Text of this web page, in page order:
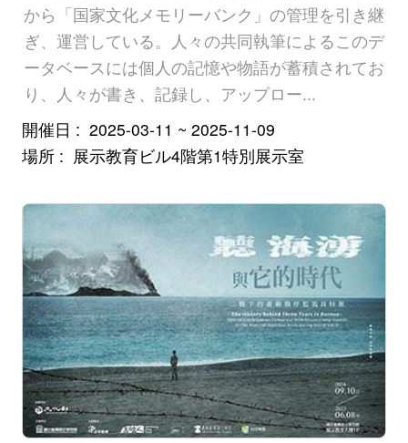
から「国家文化メモリーバンク」の管理を引き継
ぎ、運営している。人々の共同執筆によるこのデ
ータベースには個人の記憶や物語が蓄積されてお
り、人々が書き、記録し、アップロー...
開催日
2025-03-11 ~ 2025-11-09
場所
展示教育ビル4階第1特別展示室